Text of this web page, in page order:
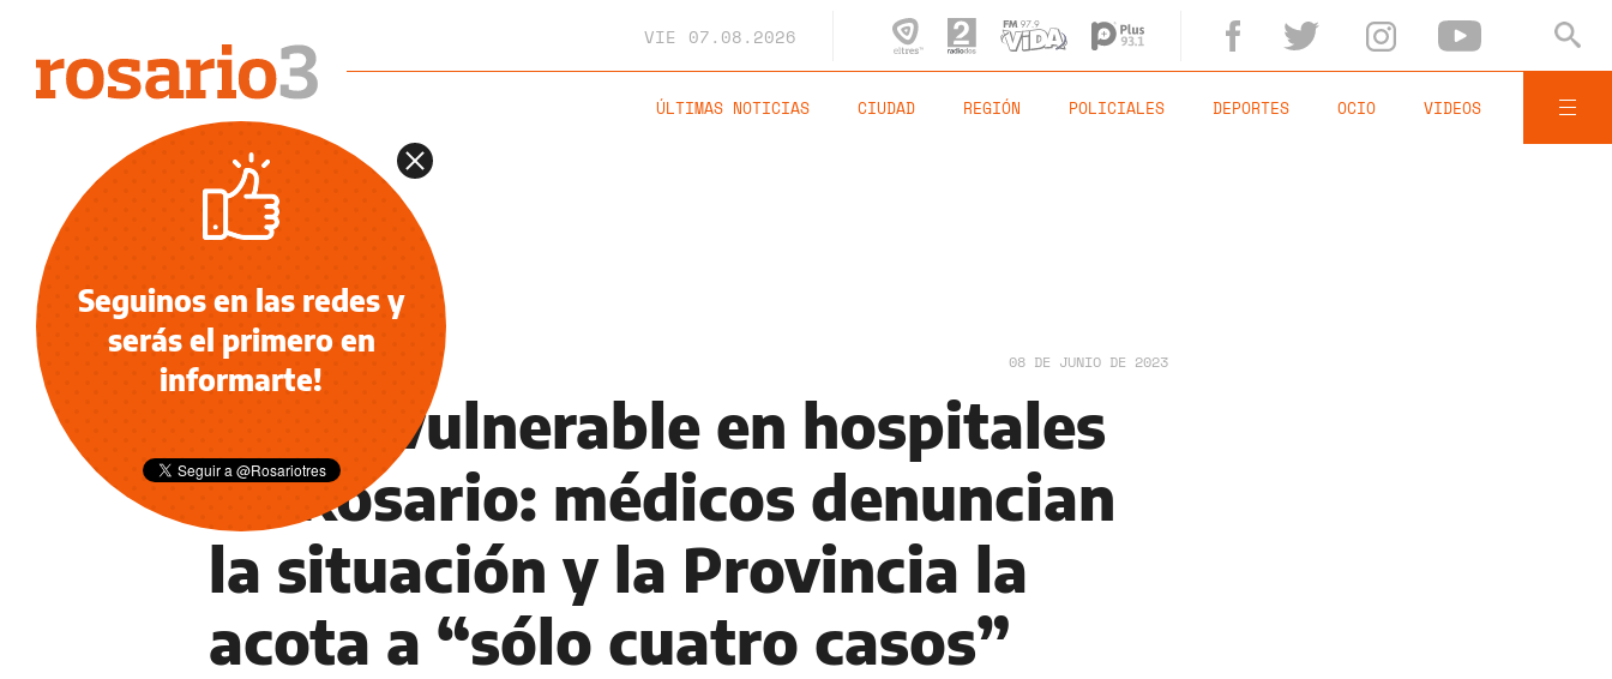
VIE 07.08.2026
ÚLTIMAS NOTICIAS CIUDAD REGIÓN POLICIALES DEPORTES OCIO VIDEOS
INFORMACIÓN GENERAL 08 DE JUNIO DE 2023
Niñez vulnerable en hospitales
de Rosario: médicos denuncian
la situación y la Provincia la
acota a “sólo cuatro casos”
Seguinos en las redes y
serás el primero en
informarte!